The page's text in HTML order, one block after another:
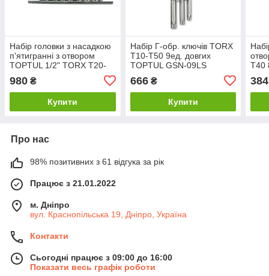
Набір головки з насадкою
п'ятигранні з отвором
TOPTUL 1/2" TORX T20-
980 ₴
Купити
Набір Г-обр. ключів TORX
T10-T50 9ед. довгих
TOPTUL GSN-09LS
666₴
Купити
T40
384
Про нас
98% позитивних з 61 відгука за рік
Працює з 21.01.2022
м. Дніпро
вул. Краснопільська 19, Дніпро, Україна
Контакти
Сьогодні працює з 09:00 до 16:00
Показати весь графік роботи